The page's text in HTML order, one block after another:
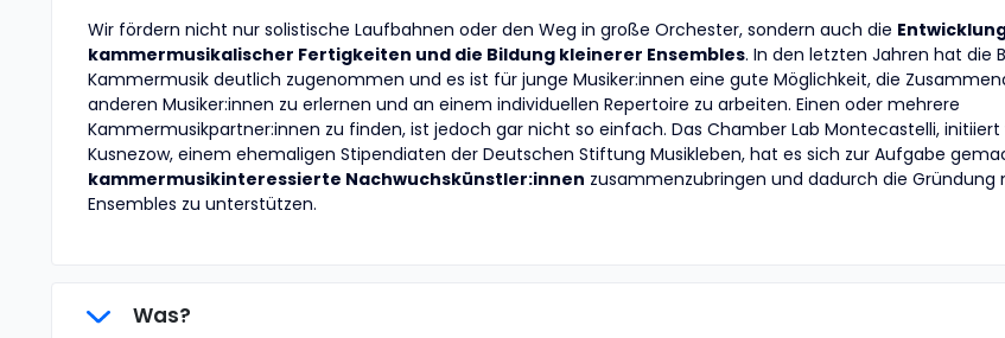
Wir fördern nicht nur solistische Laufbahnen oder den Weg in große Orchester, sondern auch die
kammermusikalischer Fertigkeiten und die Bildung kleinerer Ensembles. In den letzten Jahren hat die
Kammermusik deutlich zugenommen und es ist für junge Musiker:innen eine gute Möglichkeit, die
anderen Musiker:innen zu erlernen und an einem individuellen Repertoire zu arbeiten. Einen oder mehrere
Kammermusikpartner:innen zu finden, ist jedoch gar nicht so einfach. Das Chamber Lab Montecastelli, initiiert
Kusnezow, einem ehemaligen Stipendiaten der Deutschen Stiftung Musikleben, hat es sich zur Aufgabe
kammermusikinteressierte Nachwuchskünstler:innen zusammenzubringen und dadurch die Gründung
Ensembles zu unterstützen.
Was?